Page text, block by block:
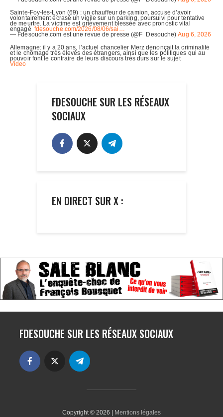
FDESOUCHE SUR LES RÉSEAUX
SOCIAUX
EN DIRECT SUR X :
FDESOUCHE SUR LES RÉSEAUX SOCIAUX
Copyright © 2026 | Mentions légales